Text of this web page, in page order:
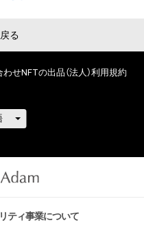
る
わせNFTの出品（法人）利用規約
ティ事業について